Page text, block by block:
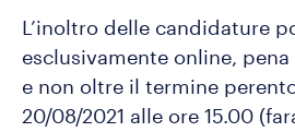
L’inoltro delle candidature
esclusivamente online,
e non oltre il termine
20/08/2021 alle ore 15.00